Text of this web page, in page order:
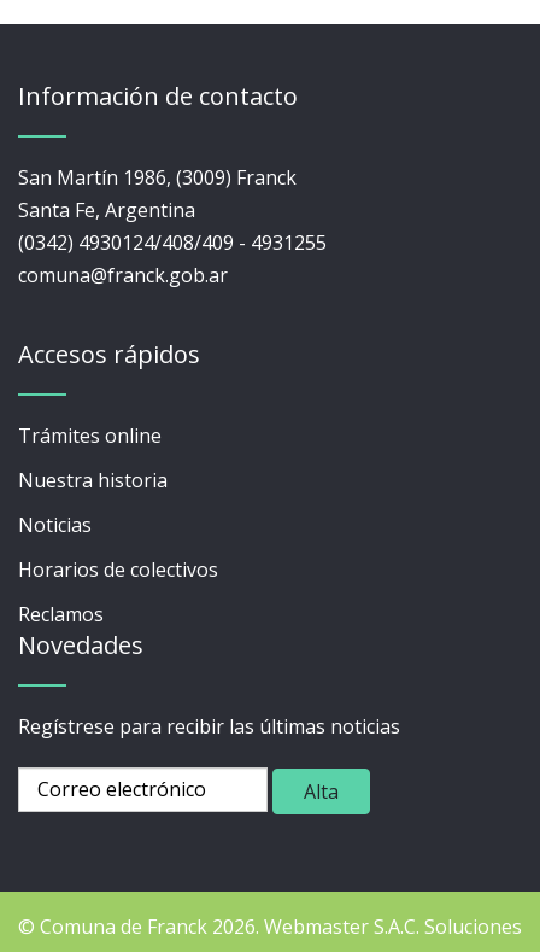
Información de contacto
San Martín 1986, (3009) Franck
Santa Fe, Argentina
(0342) 4930124/408/409 - 4931255
comuna@franck.gob.ar
Accesos rápidos
Trámites online
Nuestra historia
Noticias
Horarios de colectivos
Reclamos
Novedades
Regístrese para recibir las últimas noticias
© Comuna de Franck 2026. WebmasterS.A.C. Soluciones